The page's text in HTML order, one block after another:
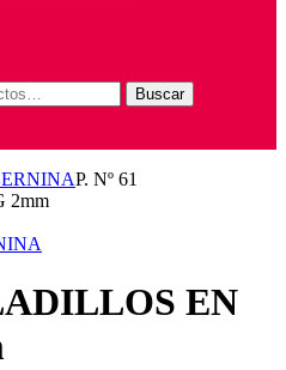
Buscar
P. Nº 61
2mm
EN